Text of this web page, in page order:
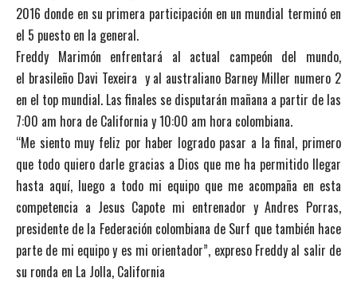
2016 donde en su primera participación en un mundial terminó en
el 5 puesto en la general.
Freddy Marimón enfrentará al actual campeón del mundo,
el brasileño Davi Texeira y al australiano Barney Miller numero 2
en el top mundial. Las finales se disputarán mañana a partir de las
7:00 am hora de California y 10:00 am hora colombiana.
“Me siento muy feliz por haber logrado pasar a la final, primero
que todo quiero darle gracias a Dios que me ha permitido llegar
hasta aquí, luego a todo mi equipo que me acompaña en esta
competencia a Jesus Capote mi entrenador y Andres Porras,
presidente de la Federación colombiana de Surf que también hace
parte de mi equipo y es mi orientador”, expreso Freddy al salir de
su ronda en La Jolla, California